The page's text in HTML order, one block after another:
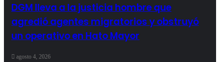
DGM lleva a la justicia hombre que
agredió agentes migratorios y obstruyó
un operativo en Hato Mayor
agosto 4, 2026